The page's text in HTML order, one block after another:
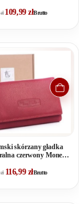
zł 109,99złBrutto
skórzany gładka
czerwony Money
zł 116,99 złBrutto